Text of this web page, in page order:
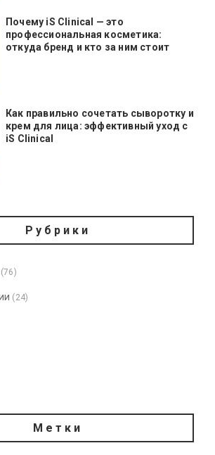
Почему iS Clinical — это
профессиональная косметика:
откуда бренд и кто за ним стоит
Как правильно сочетать сыворотку и
крем для лица: эффективный уход с
iS Clinical
Рубрики
(76)
(24)
Метки